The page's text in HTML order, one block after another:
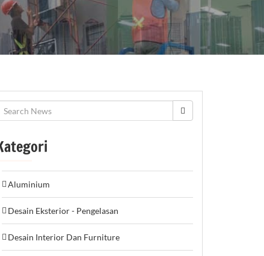
Aluminium
Desain Eksterior - Pengelasan
Desain Interior Dan Furniture